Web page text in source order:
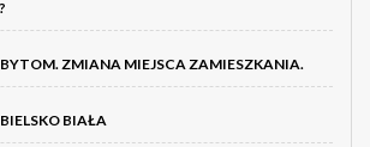
ZMIANA MIEJSCA ZAMIESZKANIA.
BIAŁA